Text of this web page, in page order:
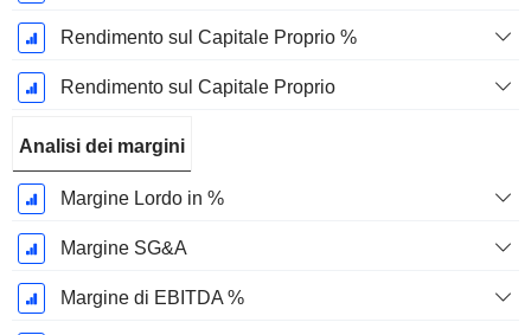
Rendimento sul Capitale Proprio %
Rendimento sul Capitale Proprio
Analisi dei margini
Margine Lordo in %
Margine SG&A
Margine di EBITDA %